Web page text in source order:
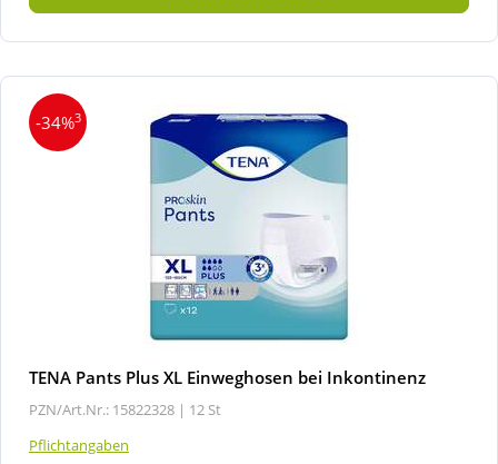
-34%3
TENA Pants Plus XL Einweghosen bei Inkontinenz
PZN/Art.Nr.: 15822328 | 12 St
Pflichtangaben